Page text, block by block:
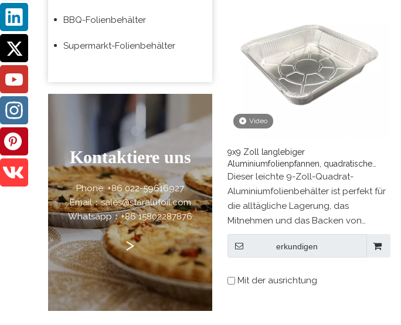
BBQ-Folienbehälter
Supermarkt-Folienbehälter
Kontaktiere uns
Phone: +86 022-59616927
Email：sales@staralufoil.com
Whatsapp：+86 15802287876
>
Video
9x9 Zoll langlebiger
Aluminiumfolienpfannen, quadratische
Küchenware
Dieser leichte 9-Zoll-Quadrat-
Aluminiumfolienbehälter ist perfekt für
die alltägliche Lagerung, das
Mitnehmen und das Backen von
Lebensmitteln. Aus Aluminium aus
Lebensmitteln erstellt, bietet es
gleichzeitig vollständig recycelbar.
erkundigen
Mit der ausrichtung